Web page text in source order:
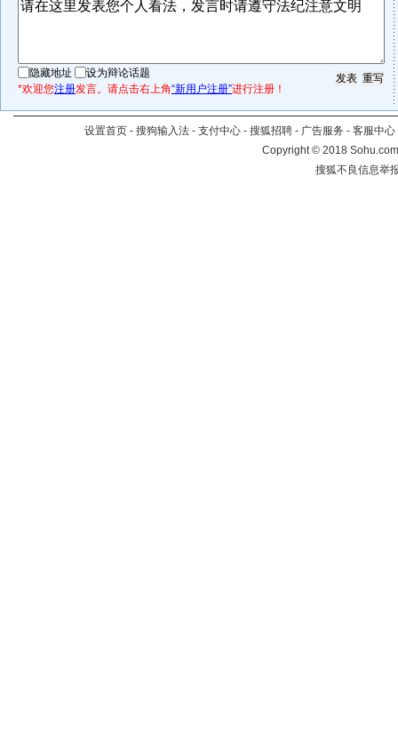
隐藏地址
设为辩论话题
*欢迎您注册发言。请点击右上角“新用户注册”进行注册！
设置首页 - 搜狗输入法 - 支付中心 - 搜狐招聘 - 广告服务 - 客服中心
Copyright©2018
搜狐不良信息举